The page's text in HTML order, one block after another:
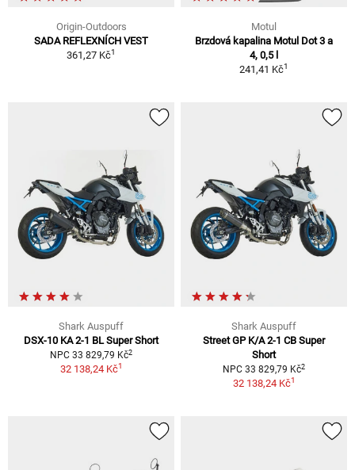
Origin-Outdoors
SADA REFLEXNÍCH VEST
361,27 Kč1
Motul
Brzdová kapalina Motul Dot 3 a
4, 0,5 l
241,41 Kč1
Shark Auspuff
DSX-10 KA 2-1 BL Super Short
NPC 33 829,79 Kč2
32 138,24 Kč1
Shark Auspuff
Street GP K/A 2-1 CB Super
Short
NPC 33 829,79 Kč2
32 138,24 Kč1